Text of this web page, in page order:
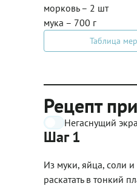
морковь – 2 шт
мука – 700 г
Таблица
Рецепт
Негаснущий
Шаг 1
Из муки, яйца, соли
раскатать в тонкий